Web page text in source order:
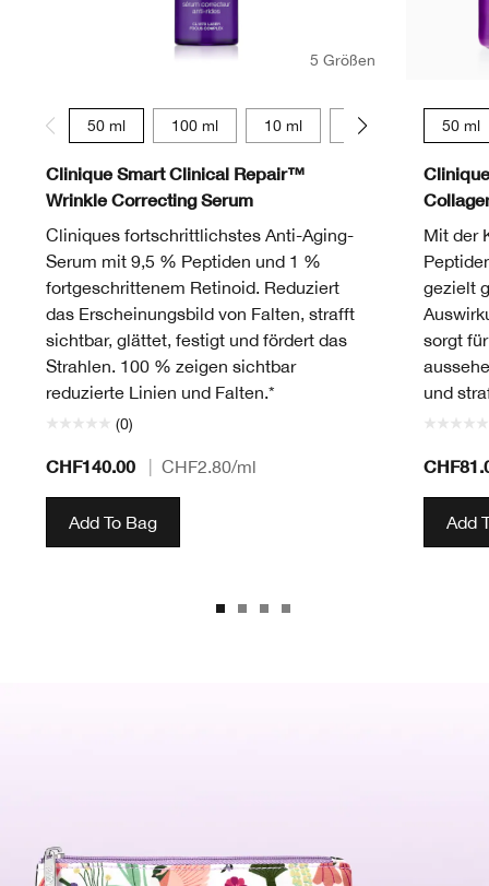
5 Größen
50 ml 100 ml 10 ml 75 ml 30 ml
Clinique Smart Clinical Repair™
Wrinkle Correcting Serum
Cliniques fortschrittlichstes Anti-Aging-
Serum mit 9,5 % Peptiden und 1 %
fortgeschrittenem Retinoid. Reduziert
das Erscheinungsbild von Falten, strafft
sichtbar, glättet, festigt und fördert das
Strahlen. 100 % zeigen sichtbar
reduzierte Linien und Falten.*
(0)
CHF140.00 CHF2.80/ml
Add To Bag
50 ml
Mit der
gezielt
sorgt
und
Add